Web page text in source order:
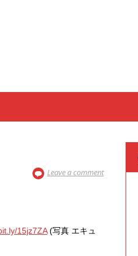
Leave a comment
15jz7ZA(写真 エキュ